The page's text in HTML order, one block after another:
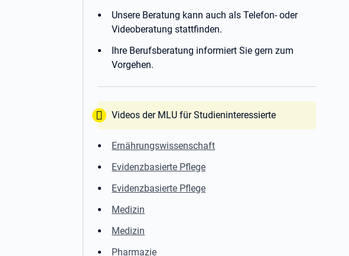
Unsere Beratung kann auch als Telefon- oder
Videoberatung stattfinden.
Ihre Berufsberatung informiert Sie gern zum
Vorgehen.
Tipp:
Videos der MLU für Studieninteressierte
Ernährungswissenschaft
Evidenzbasierte Pflege
Evidenzbasierte Pflege
Medizin
Medizin
Pharmazie